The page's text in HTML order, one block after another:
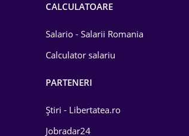
CALCULATOARE
Salario - Salarii Romania
Calculator salariu
PARTENERI
Știri - Libertatea.ro
Jobradar24